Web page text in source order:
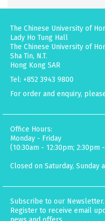
The Chinese University of
Lady Ho Tung Hall
The Chinese University of
Sha Tin, N.T.
Hong Kong SAR
Tel: +852 3943 9800
For order and enquiry,
Office Hours:
Monday - Friday
(10:30am - 12:30pm; 2:30pm
Closed on Saturday, Sunday
Subscribe to our Newsletter.
Register to receive email